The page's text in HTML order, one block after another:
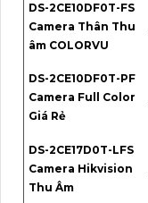
DS-2CE10DF0T-FS
Camera Thân Thu
âm COLORVU
DS-2CE10DF0T-PF
Camera Full Color
Giá Rẻ
DS-2CE17D0T-LFS
Camera Hikvision
Thu Âm